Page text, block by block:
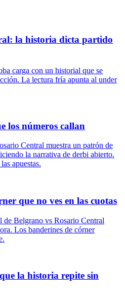
la historia dicta partido
carga con un historial que se
La lectura fría apunta al under
los números callan
Central muestra un patrón de
la narrativa de derbi abierto.
apuestas.
que no ves en las cuotas
de Belgrano vs Rosario Central
Los banderines de córner
la historia repite sin